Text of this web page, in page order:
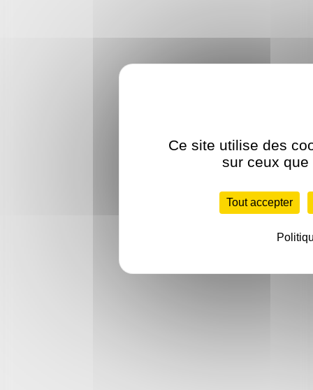
Ce site utilise des
sur ceux
Tout accepter